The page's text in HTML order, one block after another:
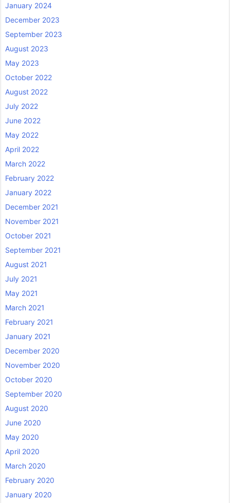
January 2024
December 2023
September 2023
August 2023
May 2023
October 2022
August 2022
July 2022
June 2022
May 2022
April 2022
March 2022
February 2022
January 2022
December 2021
November 2021
October 2021
September 2021
August 2021
July 2021
May 2021
March 2021
February 2021
January 2021
December 2020
November 2020
October 2020
September 2020
August 2020
June 2020
May 2020
April 2020
March 2020
February 2020
January 2020